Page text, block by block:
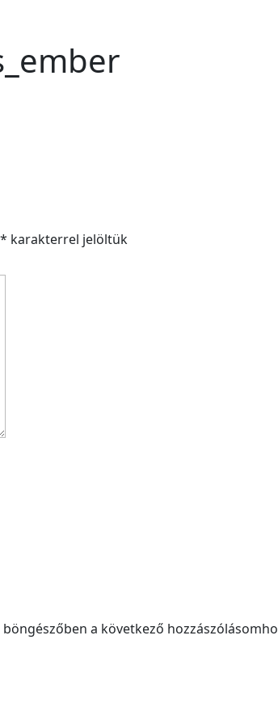
* karakterrel jelöltük
a következő